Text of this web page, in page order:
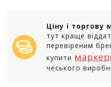
Ціну і торгову
тут краще
перевіреним
купити
чеського